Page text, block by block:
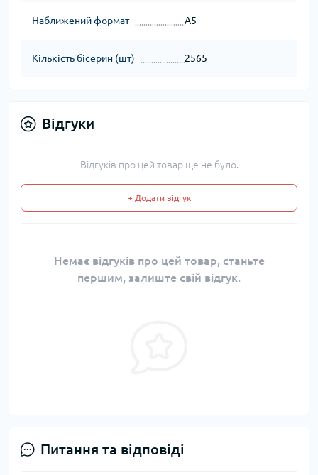
Наближений формат А5
Кількість бісерин (шт) 2565
Відгуки
Відгуків про цей товар ще не було.
+ Додати відгук
Немає відгуків про цей товар, станьте
першим, залиште свій відгук.
Питання та відповіді